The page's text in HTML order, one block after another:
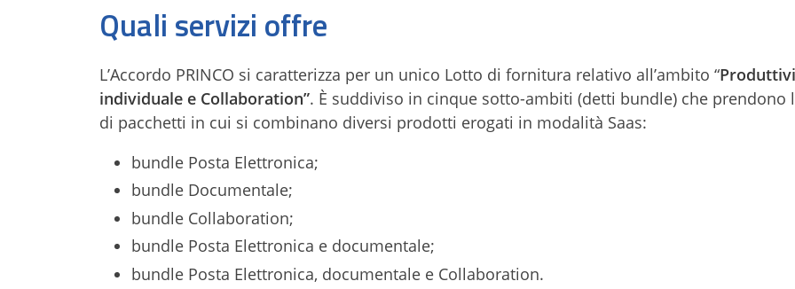
Quali servizi offre
L’Accordo PRINCO si caratterizza per un unico Lotto di fornitura relativo all’ambito “
individuale e Collaboration”. È suddiviso in cinque sotto-ambiti (detti bundle) che prendono
di pacchetti in cui si combinano diversi prodotti erogati in modalità Saas:
bundle Posta Elettronica;
bundle Documentale;
bundle Collaboration;
bundle Posta Elettronica e documentale;
bundle Posta Elettronica, documentale e Collaboration.